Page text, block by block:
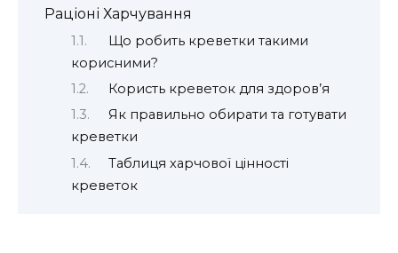
Раціоні Харчування
Що робить креветки такими
корисними?
Користь креветок для здоров’я
Як правильно обирати та готувати
креветки
Таблиця харчової цінності
креветок